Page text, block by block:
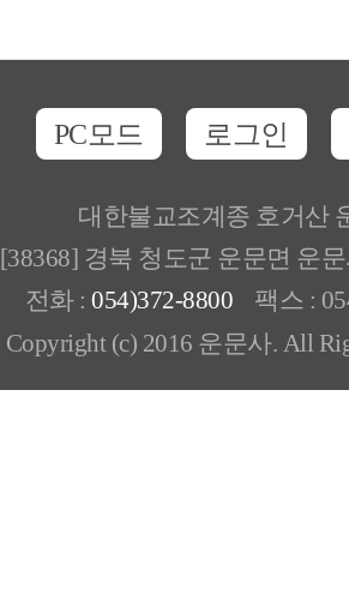
PC모드 로그인
대한불교조계종 호거산
[38368] 경북 청도군 운문면 운
전화 : 054)372-8800 팩스 :
Copyright (c) 2016 운문사. All